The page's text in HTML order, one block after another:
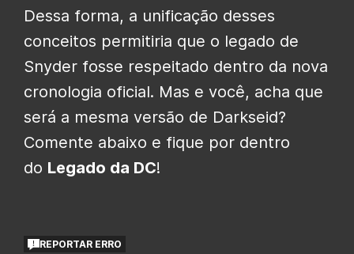
Dessa forma, a unificação desses
conceitos permitiria que o legado de
Snyder fosse respeitado dentro da nova
cronologia oficial. Mas e você, acha que
será a mesma versão de Darkseid?
Comente abaixo e fique por dentro
do Legado da DC!
REPORTAR ERRO